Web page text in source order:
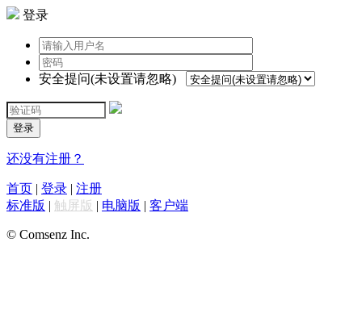
登录
安全提问(未设置请忽略)
登录
还没有注册？
首页 | 登录 | 注册
标准版 | 触屏版 | 电脑版 | 客户端
© Comsenz Inc.